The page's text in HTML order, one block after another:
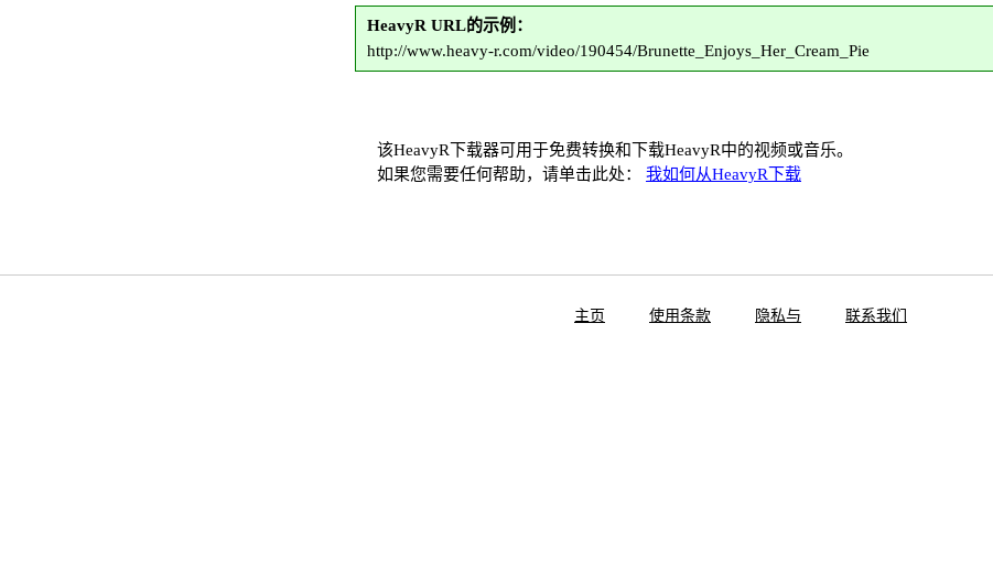
HeavyR URL的示例：
http://www.heavy-r.com/video/190454/Brunette_Enjoys_Her_Cream_Pie
该HeavyR下载器可用于免费转换和下载HeavyR中的视频或音乐。
如果您需要任何帮助，请单击此处： 我如何从HeavyR下载
主页 使用条款 隐私与 联系我们